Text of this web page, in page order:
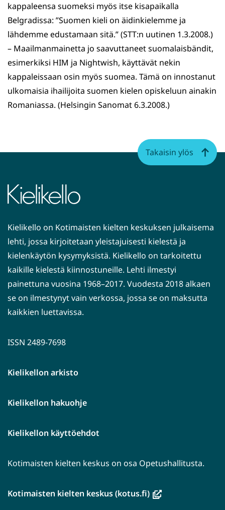
kappaleensa suomeksi myös itse kisapaikalla
Belgradissa: ”Suomen kieli on äidinkielemme ja
lähdemme edustamaan sitä.” (STT:n uutinen 1.3.2008.)
– Maailmanmainetta jo saavuttaneet suomalaisbändit,
esimerkiksi HIM ja Nightwish, käyttävät nekin
kappaleissaan osin myös suomea. Tämä on innostanut
ulkomaisia ihailijoita suomen kielen opiskeluun ainakin
Romaniassa. (Helsingin Sanomat 6.3.2008.)
Kielikello on Kotimaisten kielten keskuksen julkaisema
lehti, jossa kirjoitetaan yleistajuisesti kielestä ja
kielenkäytön kysymyksistä. Kielikello on tarkoitettu
kaikille kielestä kiinnostuneille. Lehti ilmestyi
painettuna vuosina 1968–2017. Vuodesta 2018 alkaen
se on ilmestynyt vain verkossa, jossa se on maksutta
kaikkien luettavissa.
ISSN 2489-7698
Kielikellon arkisto
Kielikellon hakuohje
Kielikellon käyttöehdot
Kotimaisten kielten keskus on osa Opetushallitusta.
Kotimaisten kielten keskus (kotus.fi)(avautuu
Takaisin ylös